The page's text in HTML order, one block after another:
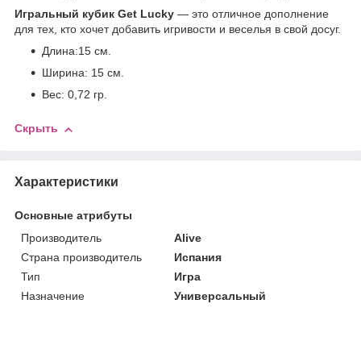
Игральный кубик Get Lucky — это отличное дополнение
для тех, кто хочет добавить игривости и веселья в свой досуг.
Длина:15 см.
Ширина: 15 см.
Вес: 0,72 гр.
Скрыть
Характеристики
Основные атрибуты
Производитель
Alive
Страна производитель
Испания
Тип
Игра
Назначение
Универсальный